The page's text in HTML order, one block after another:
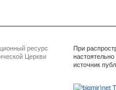
ресурс
Церкви
При
источник